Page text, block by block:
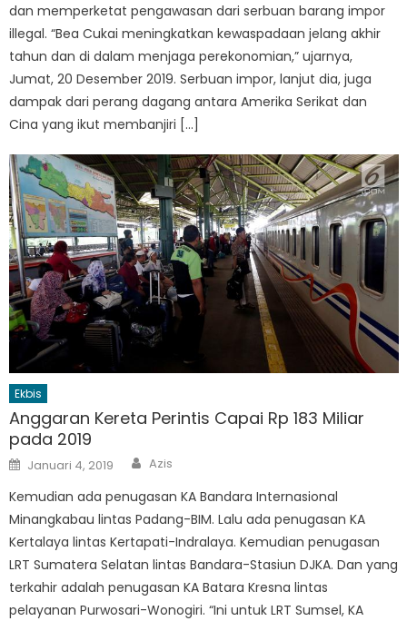
dan memperketat pengawasan dari serbuan barang impor
illegal. “Bea Cukai meningkatkan kewaspadaan jelang akhir
tahun dan di dalam menjaga perekonomian,” ujarnya,
Jumat, 20 Desember 2019. Serbuan impor, lanjut dia, juga
dampak dari perang dagang antara Amerika Serikat dan
Cina yang ikut membanjiri […]
Ekbis
Anggaran Kereta Perintis Capai Rp 183 Miliar
pada 2019
Posted
on
Januari 4, 2019 Author
Azis
Kemudian ada penugasan KA Bandara Internasional
Minangkabau lintas Padang-BIM. Lalu ada penugasan KA
Kertalaya lintas Kertapati-Indralaya. Kemudian penugasan
LRT Sumatera Selatan lintas Bandara-Stasiun DJKA. Dan yang
terkahir adalah penugasan KA Batara Kresna lintas
pelayanan Purwosari-Wonogiri. “Ini untuk LRT Sumsel, KA